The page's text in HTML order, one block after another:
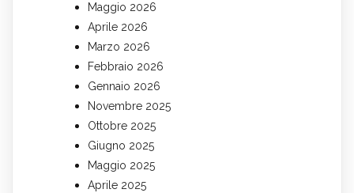
Maggio 2026
Aprile 2026
Marzo 2026
Febbraio 2026
Gennaio 2026
Novembre 2025
Ottobre 2025
Giugno 2025
Maggio 2025
Aprile 2025